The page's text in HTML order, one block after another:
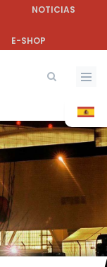
NOTICIAS
E-SHOP